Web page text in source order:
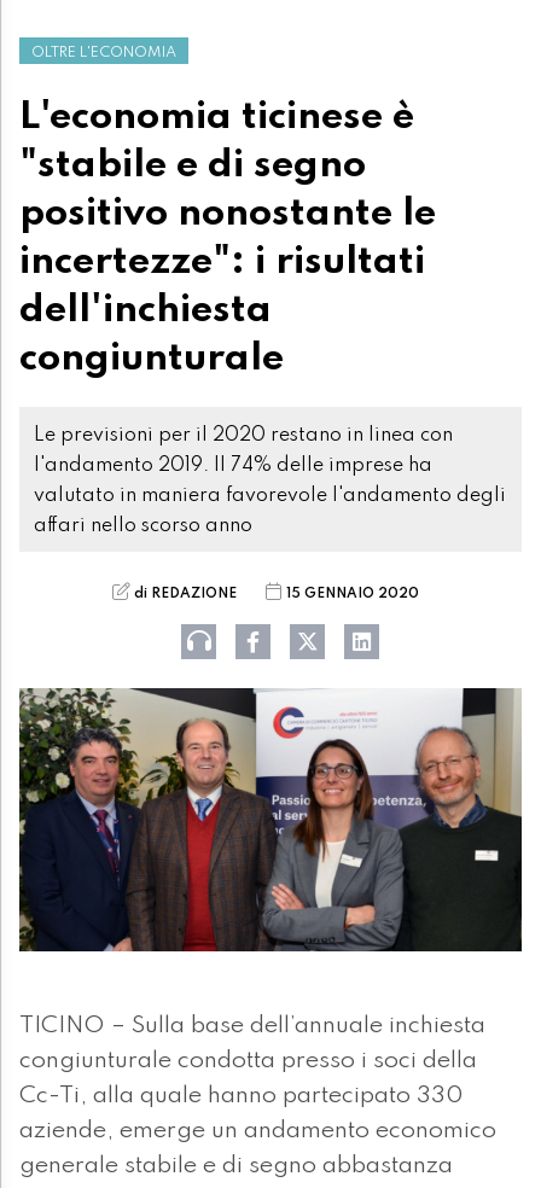
OLTRE L'ECONOMIA
L'economia ticinese è
"stabile e di segno
positivo nonostante le
incertezze": i risultati
dell'inchiesta
congiunturale
Le previsioni per il 2020 restano in linea con
l'andamento 2019. Il 74% delle imprese ha
valutato in maniera favorevole l'andamento degli
affari nello scorso anno
di REDAZIONE 15 GENNAIO 2020
TICINO – Sulla base dell’annuale inchiesta
congiunturale condotta presso i soci della
Cc-Ti, alla quale hanno partecipato 330
aziende, emerge un andamento economico
generale stabile e di segno abbastanza